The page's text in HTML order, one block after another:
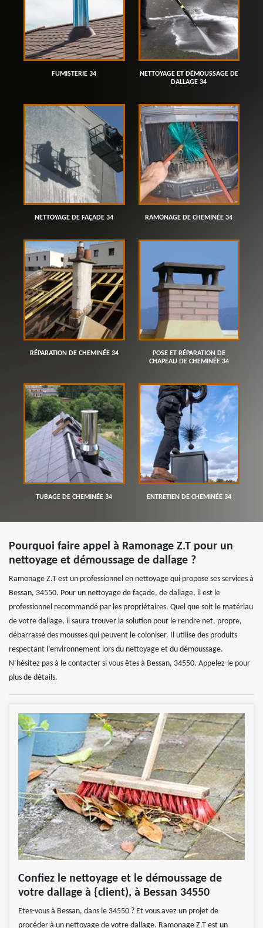
FUMISTERIE 34
NETTOYAGE ET DÉMOUSSAGE DE
DALLAGE 34
NETTOYAGE DE FAÇADE 34 RAMONAGE DE CHEMINÉE 34
RÉPARATION DE CHEMINÉE 34
POSE ET RÉPARATION DE
CHAPEAU DE CHEMINÉE 34
TUBAGE DE CHEMINÉE 34 ENTRETIEN DE CHEMINÉE 34
Pourquoi faire appel à Ramonage Z.T pour un
nettoyage et démoussage de dallage ?
Ramonage Z.T est un professionnel en nettoyage qui propose ses services à
Bessan, 34550. Pour un nettoyage de façade, de dallage, il est le
professionnel recommandé par les propriétaires. Quel que soit le matériau
de votre dallage, il saura trouver la solution pour le rendre net, propre,
débarrassé des mousses qui peuvent le coloniser. Il utilise des produits
respectant l’environnement lors du nettoyage et du démoussage.
N’hésitez pas à le contacter si vous êtes à Bessan, 34550. Appelez-le pour
plus de détails.
Confiez le nettoyage et le démoussage de
votre dallage à {client), à Bessan 34550
Etes-vous à Bessan, dans le 34550 ? Et vous avez un projet de
procéder à un nettoyage de votre dallage. Ramonage Z.T est un